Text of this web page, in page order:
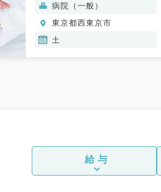
病院（一般）
東京都西東京市
土
給与